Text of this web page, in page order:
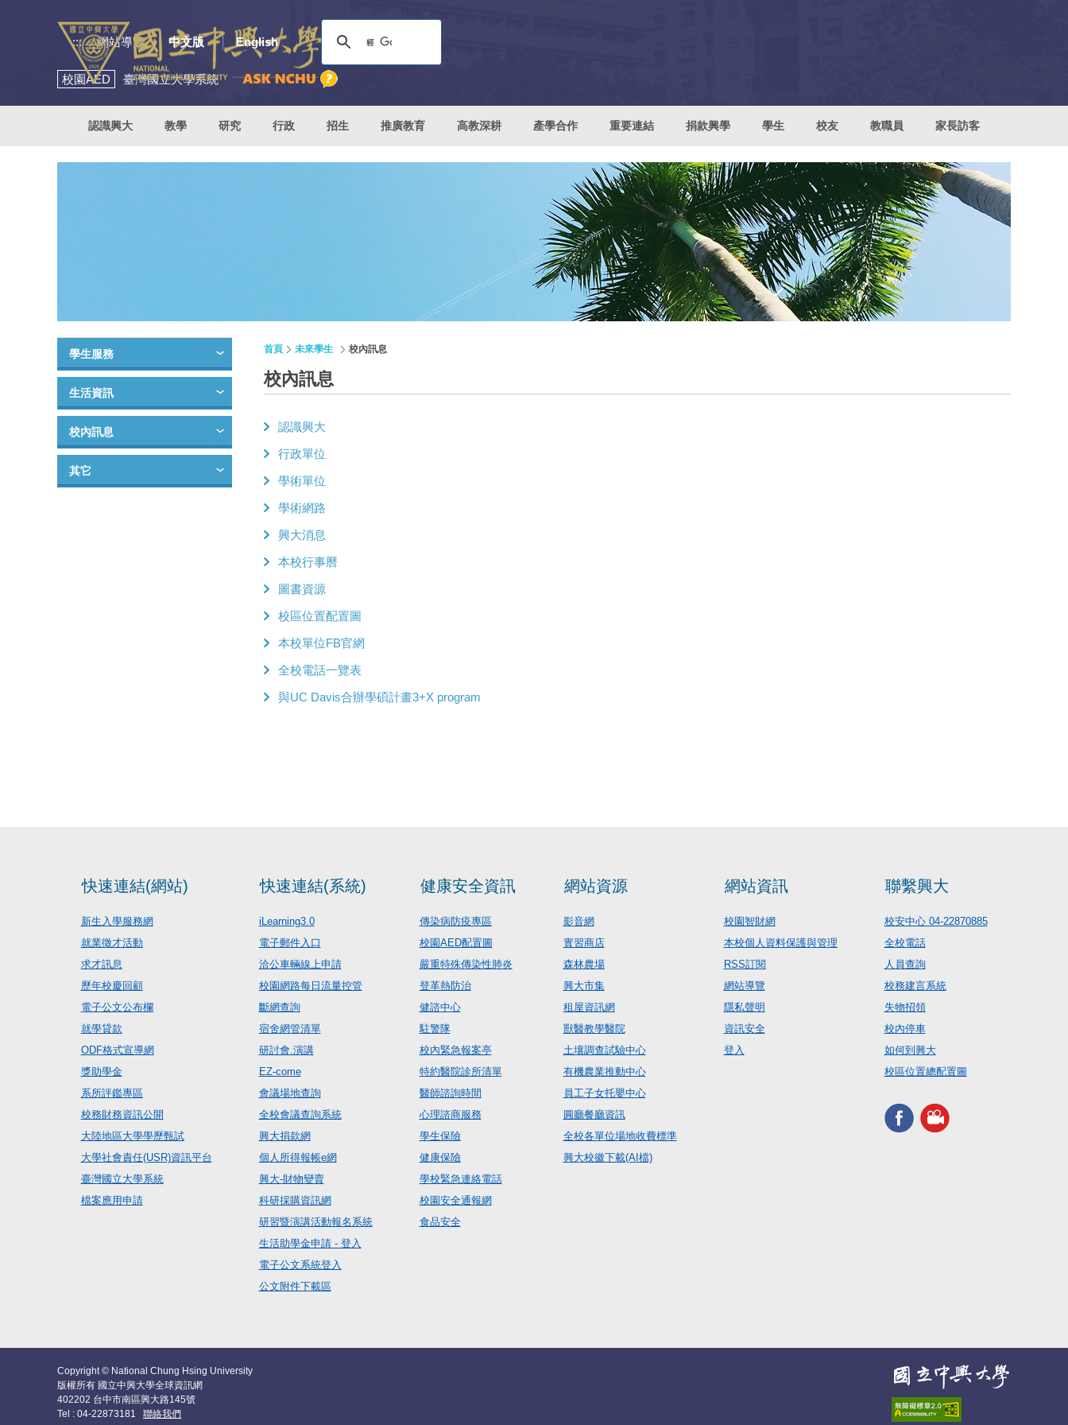
::: 網站導覽 中文版 English
校園AED 臺灣國立大學系統
認識興大 教學 研究 行政 招生 推廣教育 高教深耕 產學合作 重要連結 捐款興學 學生 校友 教職員 家長訪客
學生服務
生活資訊
校內訊息
其它
首頁 未來學生 校內訊息
校內訊息
認識興大
行政單位
學術單位
學術網路
興大消息
本校行事曆
圖書資源
校區位置配置圖
本校單位FB官網
全校電話一覽表
與UC Davis合辦學碩計畫3+X program
快速連結(網站)
新生入學服務網
就業徵才活動
求才訊息
歷年校慶回顧
電子公文公布欄
就學貸款
ODF格式宣導網
獎助學金
系所評鑑專區
校務財務資訊公開
大陸地區大學學歷甄試
大學社會責任(USR)資訊平台
臺灣國立大學系統
檔案應用申請
快速連結(系統)
iLearning3.0
電子郵件入口
洽公車輛線上申請
校園網路每日流量控管
斷網查詢
宿舍網管清單
研討會.演講
EZ-come
會議場地查詢
全校會議查詢系統
興大捐款網
個人所得報帳e網
興大-財物變賣
科研採購資訊網
研習暨演講活動報名系統
生活助學金申請 - 登入
電子公文系統登入
公文附件下載區
健康安全資訊
傳染病防疫專區
校園AED配置圖
嚴重特殊傳染性肺炎
登革熱防治
健諮中心
駐警隊
校內緊急報案亭
特約醫院診所清單
醫師諮詢時間
心理諮商服務
學生保險
健康保險
學校緊急連絡電話
校園安全通報網
食品安全
網站資源
影音網
實習商店
森林農場
興大市集
租屋資訊網
獸醫教學醫院
土壤調查試驗中心
有機農業推動中心
員工子女托嬰中心
圓廳餐廳資訊
全校各單位場地收費標準
興大校徽下載(AI檔)
網站資訊
校園智財網
本校個人資料保護與管理
RSS訂閱
網站導覽
隱私聲明
資訊安全
登入
聯繫興大
校安中心 04-22870885
全校電話
人員查詢
校務建言系統
失物招領
校內停車
如何到興大
校區位置總配置圖
Copyright © National Chung Hsing University
版權所有 國立中興大學全球資訊網
402202 台中市南區興大路145號
Tel : 04-22873181 聯絡我們